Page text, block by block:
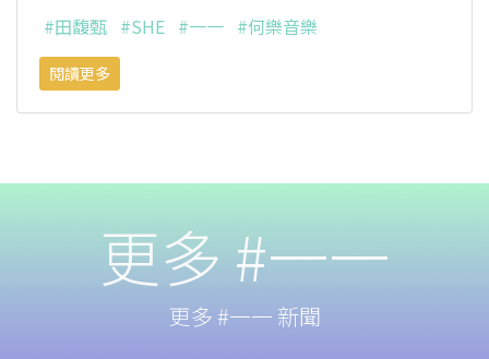
#田馥甄 #SHE #一一 #何樂音樂
閱讀更多
更多 #一一
更多 #一一 新聞